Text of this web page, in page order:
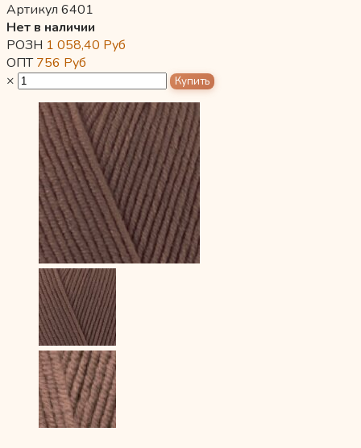
Артикул 6401
Нет в наличии
РОЗН 1 058,40 Руб
ОПТ756 Руб
×